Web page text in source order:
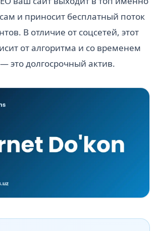
и приносит бесплатный поток
В отличие от соцсетей, этот
от алгоритма и со временем
это долгосрочный актив.